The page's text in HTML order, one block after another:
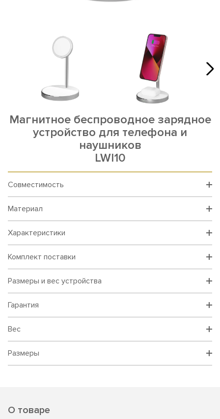
Магнитное беспроводное зарядное
устройство для телефона и
наушников
LWI10
Совместимость
Материал
Характеристики
Комплект поставки
Размеры и вес устройства
Гарантия
Вес
Размеры
О товаре